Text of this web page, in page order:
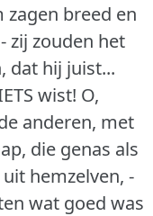
zagen breed en
zij zouden het
dat hij juist...
wist! O,
anderen, met
die genas als
hemzelven, -
wat goed was